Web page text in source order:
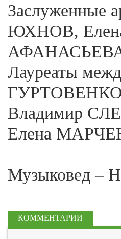
Заслуженные
ЮХНОВ,
Лауреаты
Владимир
Елена
Музыковед –
КОММЕНТАРИИ